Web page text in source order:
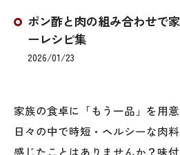
ポン酢と肉の組み合わせで
ーレシピ集
2026/01/23
家族の食卓に「もう一品」を用
日々の中で時短・ヘルシーな肉
感じたことはありませんか？味